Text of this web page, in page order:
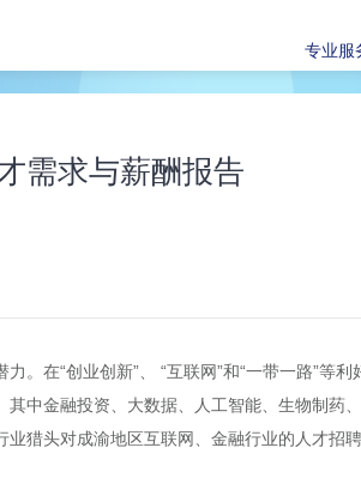
专业服
需求与薪酬报告
。在“创业创新”、 “互联网”和“一带一路”等
中金融投资、大数据、人工智能、生物制药
猎头对成渝地区互联网、金融行业的人才招